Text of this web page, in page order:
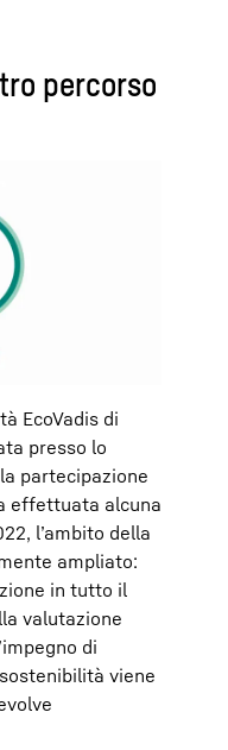
percorso
EcoVadis di
presso lo
partecipazione
effettuata alcuna
l’ambito della
ampliato:
in tutto il
valutazione
di
viene